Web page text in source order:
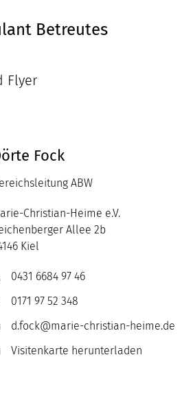
Betreutes
Flyer
Fock
ABW
Christian-Heime e.V.
Allee 2b
Kiel
0431 6684 97 46
0171 97 52 348
d.fock@marie-christian-heime.de
Visitenkarte herunterladen